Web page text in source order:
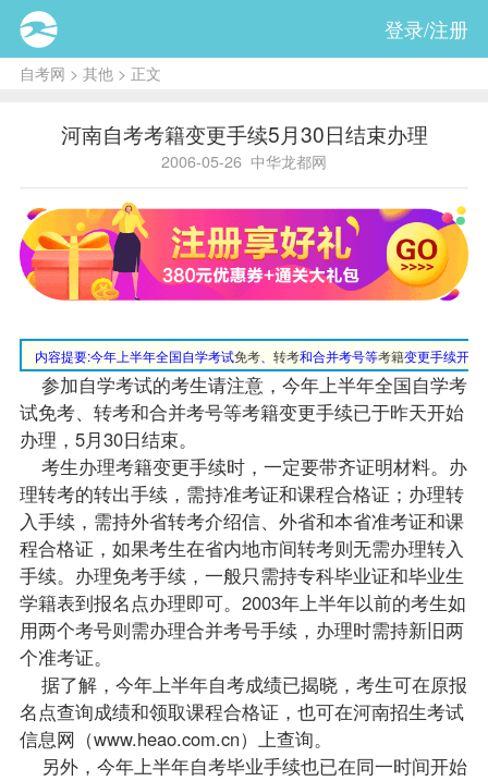
登录/注册
自考网 > 其他 > 正文
河南自考考籍变更手续5月30日结束办理
2006-05-26 中华龙都网
内容提要:今年上半年全国自学考试免考、 转考和合并考号等考籍变更手续开始
参加自学考试的考生请注意，今年上半年全国自学考
试免考、转考和合并考号等考籍变更手续已于昨天开始
办理，5月30日结束。
考生办理考籍变更手续时，一定要带齐证明材料。办
理转考的转出手续，需持准考证和课程合格证；办理转
入手续，需持外省转考介绍信、外省和本省准考证和课
程合格证，如果考生在省内地市间转考则无需办理转入
手续。办理免考手续，一般只需持专科毕业证和毕业生
学籍表到报名点办理即可。2003年上半年以前的考生如
用两个考号则需办理合并考号手续，办理时需持新旧两
个准考证。
据了解，今年上半年自考成绩已揭晓，考生可在原报
名点查询成绩和领取课程合格证，也可在河南招生考试
信息网（www.heao.com.cn）上查询。
另外，今年上半年自考毕业手续也已在同一时间开始